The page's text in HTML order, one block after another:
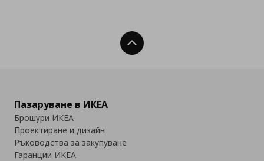
Нагоре
Пазаруване в ИКЕА
Брошури ИКЕА
Проектиране и дизайн
Ръководства за закупуване
Гаранции ИКЕА